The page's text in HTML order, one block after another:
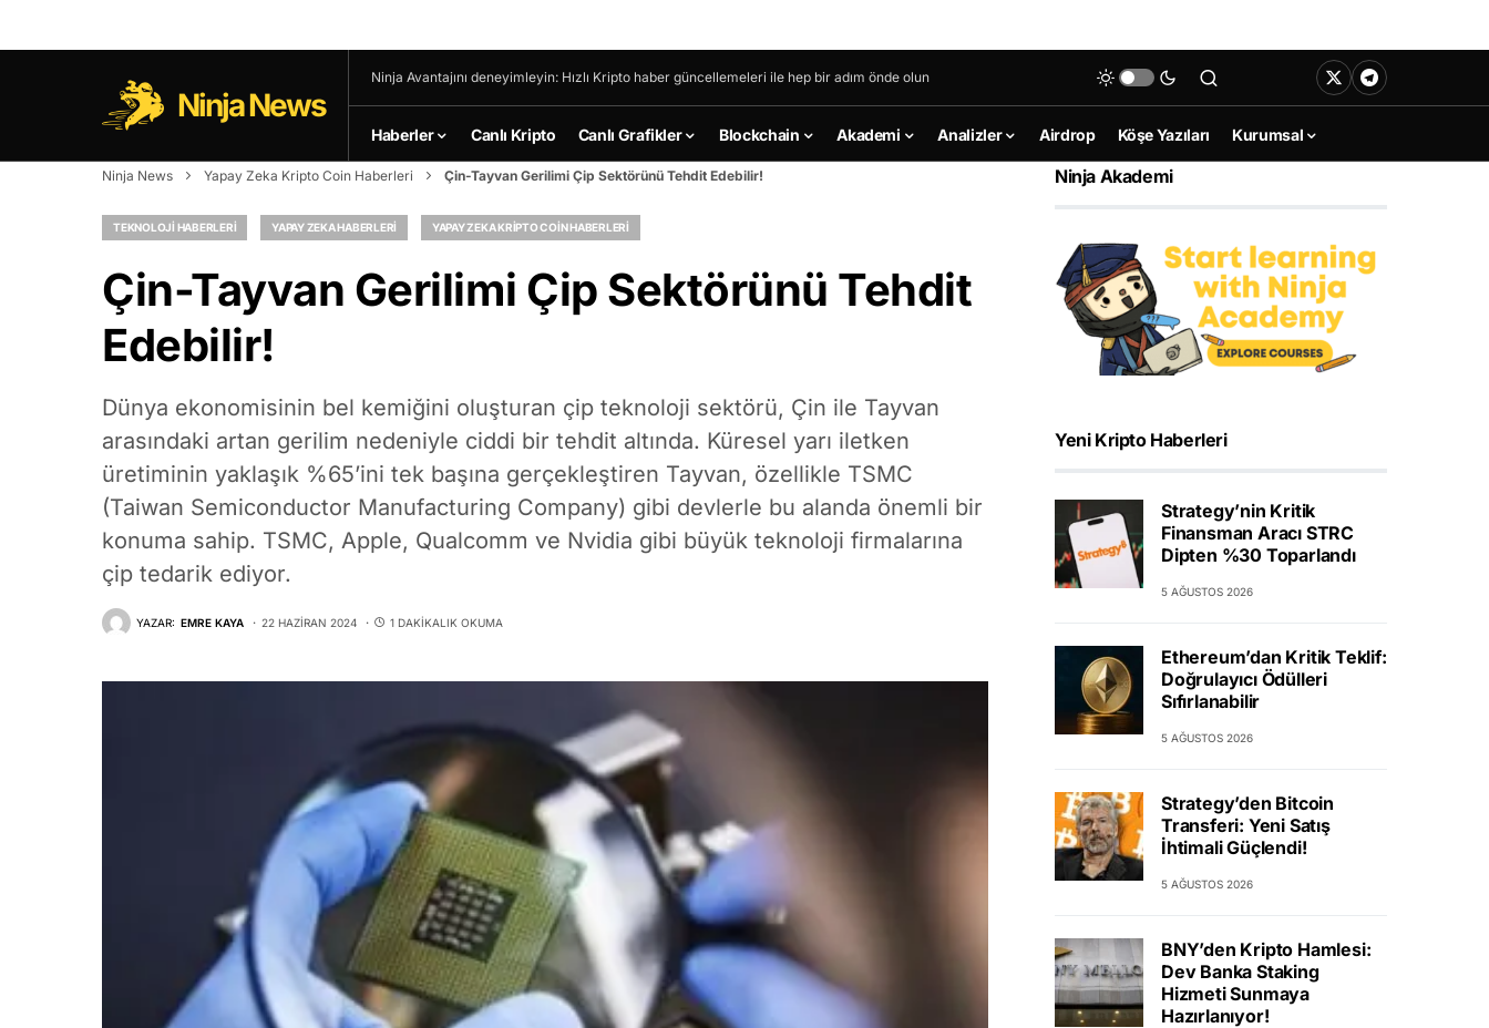
Ninja News
Ninja Avantajını deneyimleyin: Hızlı Kripto haber güncellemeleri ile hep bir adım önde olun
Haberler Canlı Kripto Canlı Grafikler Blockchain Akademi Analizler Airdrop Köşe Yazıları Kurumsal
Ninja News Yapay Zeka Kripto Coin Haberleri Çin-Tayvan Gerilimi Çip Sektörünü Tehdit Edebilir!
TEKNOLOJI HABERLERI YAPAY ZEKA HABERLERI YAPAY ZEKA KRIPTO COIN HABERLERI
Çin-Tayvan Gerilimi Çip Sektörünü Tehdit
Edebilir!
Dünya ekonomisinin bel kemiğini oluşturan çip teknoloji sektörü, Çin ile Tayvan
arasındaki artan gerilim nedeniyle ciddi bir tehdit altında. Küresel yarı iletken
üretiminin yaklaşık %65’ini tek başına gerçekleştiren Tayvan, özellikle TSMC
(Taiwan Semiconductor Manufacturing Company) gibi devlerle bu alanda önemli bir
konuma sahip. TSMC, Apple, Qualcomm ve Nvidia gibi büyük teknoloji firmalarına
çip tedarik ediyor.
YAZAR: EMRE KAYA 22 HAZIRAN 2024 1 DAKIKALIK OKUMA
Ninja Akademi
Yeni Kripto Haberleri
Strategy’nin Kritik
Finansman Aracı STRC
Dipten %30 Toparlandı
5 AĞUSTOS 2026
Ethereum’dan Kritik Teklif:
Doğrulayıcı Ödülleri
Sıfırlanabilir
5 AĞUSTOS 2026
Strategy’den Bitcoin
Transferi: Yeni Satış
İhtimali Güçlendi!
5 AĞUSTOS 2026
BNY’den Kripto Hamlesi:
Dev Banka Staking
Hizmeti Sunmaya
Hazırlanıyor!